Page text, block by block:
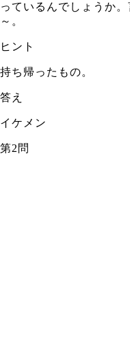
っているんでしょうか
～。
ヒント
持ち帰ったもの。
答え
イケメン
第2問